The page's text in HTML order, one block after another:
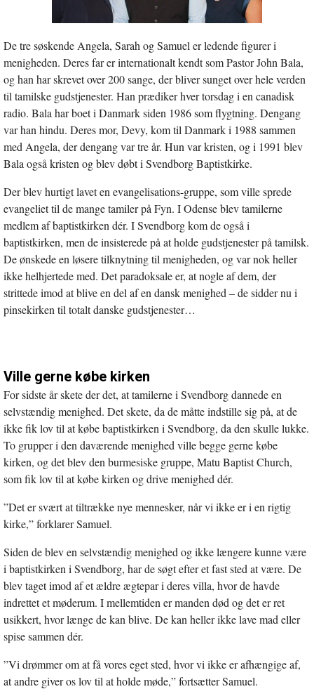
De tre søskende Angela, Sarah og Samuel er ledende figurer i
menigheden. Deres far er internationalt kendt som Pastor John Bala,
og han har skrevet over 200 sange, der bliver sunget over hele verden
til tamilske gudstjenester. Han prædiker hver torsdag i en canadisk
radio. Bala har boet i Danmark siden 1986 som flygtning. Dengang
var han hindu. Deres mor, Devy, kom til Danmark i 1988 sammen
med Angela, der dengang var tre år. Hun var kristen, og i 1991 blev
Bala også kristen og blev døbt i Svendborg Baptistkirke.
Der blev hurtigt lavet en evangelisations-gruppe, som ville sprede
evangeliet til de mange tamiler på Fyn. I Odense blev tamilerne
medlem af baptistkirken dér. I Svendborg kom de også i
baptistkirken, men de insisterede på at holde gudstjenester på tamilsk.
De ønskede en løsere tilknytning til menigheden, og var nok heller
ikke helhjertede med. Det paradoksale er, at nogle af dem, der
strittede imod at blive en del af en dansk menighed – de sidder nu i
pinsekirken til totalt danske gudstjenester…
Ville gerne købe kirken
For sidste år skete der det, at tamilerne i Svendborg dannede en
selvstændig menighed. Det skete, da de måtte indstille sig på, at de
ikke fik lov til at købe baptistkirken i Svendborg, da den skulle lukke.
To grupper i den daværende menighed ville begge gerne købe
kirken, og det blev den burmesiske gruppe, Matu Baptist Church,
som fik lov til at købe kirken og drive menighed dér.
”Det er svært at tiltrække nye mennesker, når vi ikke er i en rigtig
kirke,” forklarer Samuel.
Siden de blev en selvstændig menighed og ikke længere kunne være
i baptistkirken i Svendborg, har de søgt efter et fast sted at være. De
blev taget imod af et ældre ægtepar i deres villa, hvor de havde
indrettet et møderum. I mellemtiden er manden død og det er ret
usikkert, hvor længe de kan blive. De kan heller ikke lave mad eller
spise sammen dér.
”Vi drømmer om at få vores eget sted, hvor vi ikke er afhængige af,
at andre giver os lov til at holde møde,” fortsætter Samuel.